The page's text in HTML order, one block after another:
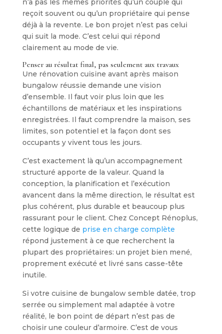
n’a pas les mêmes priorités qu’un couple qui
reçoit souvent ou qu’un propriétaire qui pense
déjà à la revente. Le bon projet n’est pas celui
qui suit la mode. C’est celui qui répond
clairement au mode de vie.
Penser au résultat final, pas seulement aux travaux
Une rénovation cuisine avant après maison
bungalow réussie demande une vision
d’ensemble. Il faut voir plus loin que les
échantillons de matériaux et les inspirations
enregistrées. Il faut comprendre la maison, ses
limites, son potentiel et la façon dont ses
occupants y vivent tous les jours.
C’est exactement là qu’un accompagnement
structuré apporte de la valeur. Quand la
conception, la planification et l’exécution
avancent dans la même direction, le résultat est
plus cohérent, plus durable et beaucoup plus
rassurant pour le client. Chez Concept Rénoplus,
cette logique de prise en charge complète
répond justement à ce que recherchent la
plupart des propriétaires: un projet bien mené,
proprement exécuté et livré sans casse-tête
inutile.
Si votre cuisine de bungalow semble datée, trop
serrée ou simplement mal adaptée à votre
réalité, le bon point de départ n’est pas de
choisir une couleur d’armoire. C’est de vous